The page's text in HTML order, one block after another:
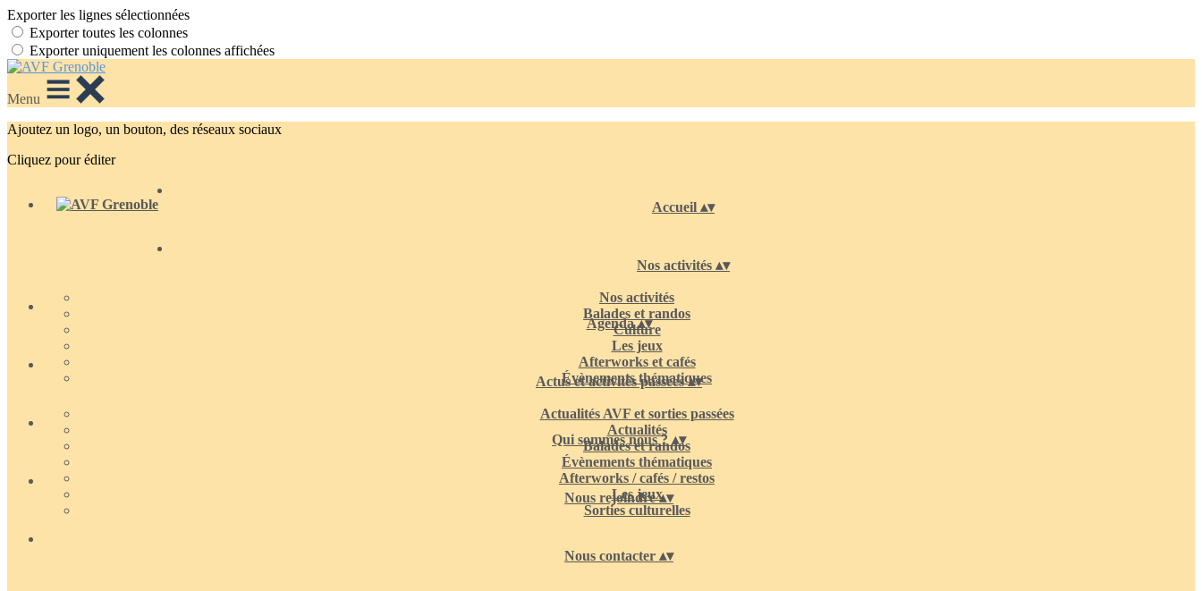
Exporter les lignes sélectionnées
Exporter toutes les colonnes
Exporter uniquement les colonnes affichées
Menu
Ajoutez un logo, un bouton, des réseaux sociaux
Cliquez pour éditer
Accueil ▴▾
Nos activités ▴▾
Nos activités
Balades et randos
Culture
Les jeux
Afterworks et cafés
Évènements thématiques
Agenda▴▾
Actus et activités passées▴▾
Actualités AVF et sorties passées
Actualités
Balades et randos
Évènements thématiques
Afterworks / cafés / restos
Les jeux
Sorties culturelles
Qui sommes nous ? ▴▾
Nous rejoindre▴▾
Nous contacter ▴▾